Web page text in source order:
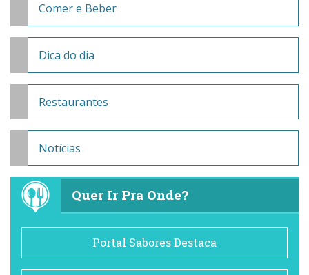
Comer e Beber
Dica do dia
Restaurantes
Notícias
Quer Ir Pra Onde?
Portal Sabores Destaca